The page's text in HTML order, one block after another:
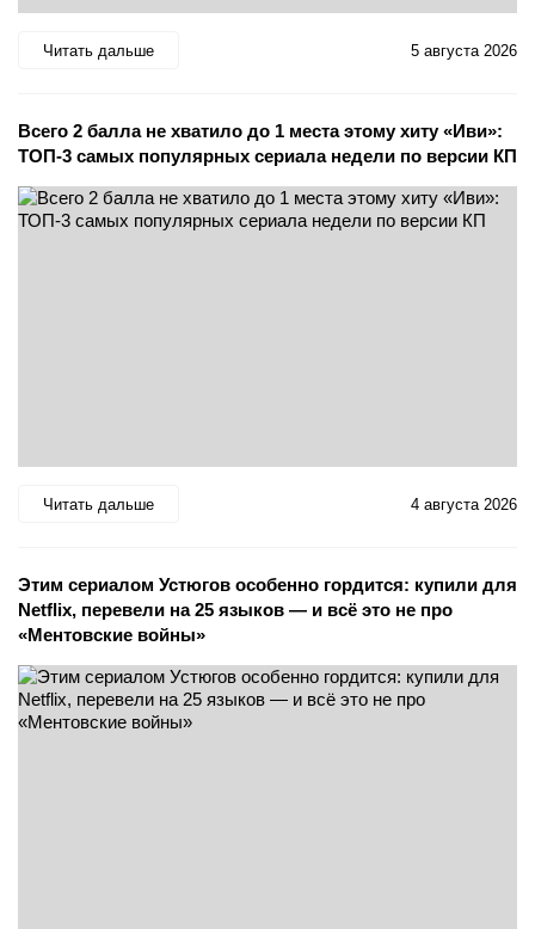
Читать дальше 5 августа 2026
Всего 2 балла не хватило до 1 места этому хиту «Иви»:
ТОП-3 самых популярных сериала недели по версии КП
Читать дальше 4 августа 2026
Этим сериалом Устюгов особенно гордится: купили для
Netflix, перевели на 25 языков — и всё это не про
«Ментовские войны»